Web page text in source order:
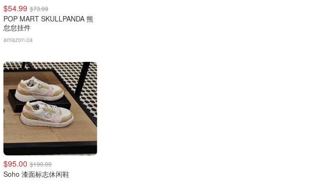
$54.99 $73.99
POP MART SKULLPANDA 熊
怠怠挂件
amazon.ca
$95.00 $190.00
Soho 漆面标志休闲鞋